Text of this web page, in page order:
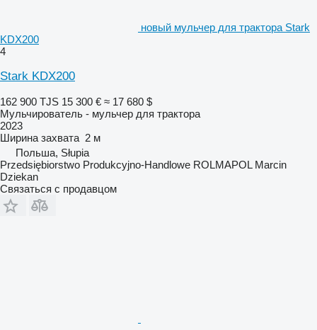
новый мульчер для трактора Stark
KDX200
4
Stark KDX200
162 900 TJS 15 300 € ≈ 17 680 $
Мульчирователь - мульчер для трактора
2023
Ширина захвата 2 м
Польша, Słupia
Przedsiębiorstwo Produkcyjno-Handlowe ROLMAPOL Marcin
Dziekan
Связаться с продавцом